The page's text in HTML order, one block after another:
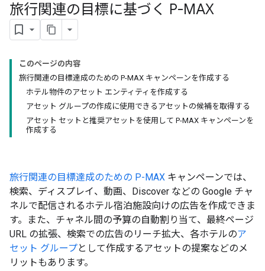
旅行関連の目標に基づく P-MAX
このページの内容
旅行関連の目標達成のための P-MAX キャンペーンを作成する
ホテル物件のアセット エンティティを作成する
アセット グループの作成に使用できるアセットの候補を取得する
アセット セットと推奨アセットを使用して P-MAX キャンペーンを
作成する
旅行関連の目標達成のための P-MAX キャンペーンでは、
検索、ディスプレイ、動画、Discover などの Google チャ
ネルで配信されるホテル宿泊施設向けの広告を作成できま
す。また、チャネル間の予算の自動割り当て、最終ページ
URL の拡張、検索での広告のリーチ拡大、各ホテルのア
セット グループとして作成するアセットの提案などのメ
リットもあります。